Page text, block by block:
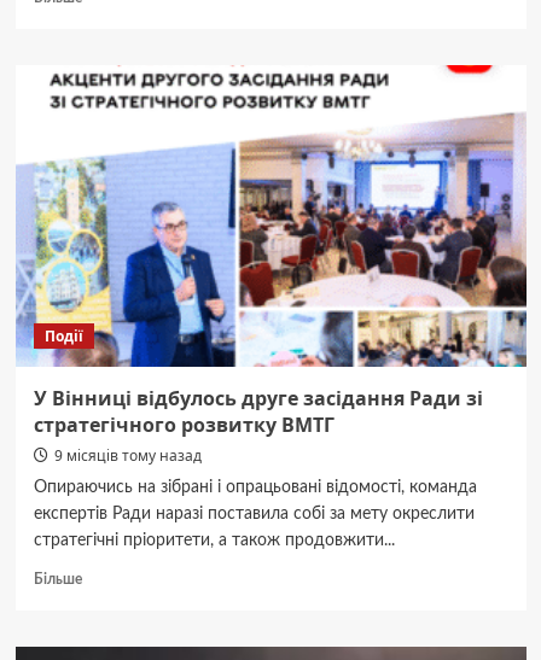
Мірошниченко
пригадав,
як
коментувати
“Євробачення”
у
19
років
Події
У Вінниці відбулось друге засідання Ради зі
стратегічного розвитку ВМТГ
9 місяців тому назад
Опираючись на зібрані і опрацьовані відомості, команда
експертів Ради наразі поставила собі за мету окреслити
стратегічні пріоритети, а також продовжити...
БільшеДокладніше
Вінниці